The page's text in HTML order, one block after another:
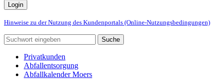
Login
Hinweise zu der Nutzung des Kundenportals (Online-Nutzungsbedingungen)
Suche
Privatkunden
Abfallentsorgung
Abfallkalender Moers